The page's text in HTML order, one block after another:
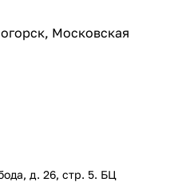
Московская
д. 26, стр. 5. БЦ